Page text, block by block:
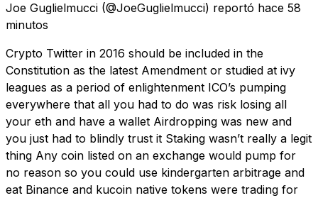
Joe Guglielmucci (@JoeGuglielmucci) reportó hace 58
minutos
Crypto Twitter in 2016 should be included in the
Constitution as the latest Amendment or studied at ivy
leagues as a period of enlightenment ICO’s pumping
everywhere that all you had to do was risk losing all
your eth and have a wallet Airdropping was new and
you just had to blindly trust it Staking wasn’t really a legit
thing Any coin listed on an exchange would pump for
no reason so you could use kindergarten arbitrage and
eat Binance and kucoin native tokens were trading for